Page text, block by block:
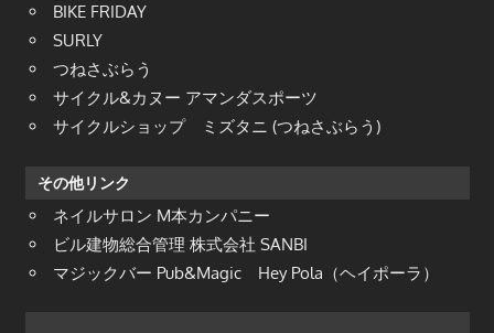
BIKE FRIDAY
SURLY
つねさぶらう
サイクル&カヌー アマンダスポーツ
サイクルショップ ミズタニ (つねさぶらう)
その他リンク
ネイルサロン M本カンパニー
ビル建物総合管理 株式会社 SANBI
マジックバー Pub&Magic Hey Pola（ヘイポーラ）